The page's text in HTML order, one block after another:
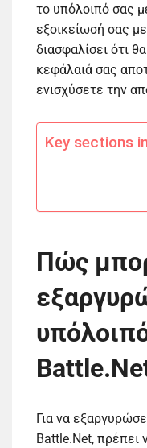
το υπόλοιπό σας
εξοικείωσή σας
διασφαλίσει ότι
κεφάλαιά σας
ενισχύσετε την
Key sections
Πώς
Για να
Battle.Net, πρέπει